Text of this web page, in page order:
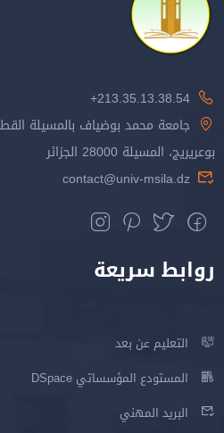
213.35.13.38.54+
جامعة محمد بوضياف بالمسيلة
بوعريريج، المسيلة 28000 الجزائر
contact@univ-msila.dz
روابط سريعة
التعليم عن بعد
المستودع المؤسساتي DSpace
البريد المهني